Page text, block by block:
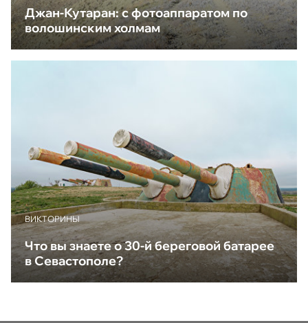
Джан-Кутаран: с фотоаппаратом по
волошинским холмам
ВИКТОРИНЫ
Что вы знаете о 30-й береговой батарее
в Севастополе?